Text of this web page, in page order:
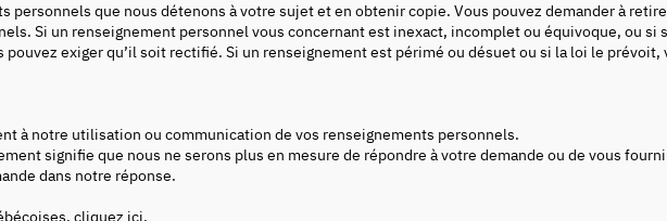
personnels que nous détenons à votre sujet et en obtenir copie. Vous pouvez demander à
Si un renseignement personnel vous concernant est inexact, incomplet ou équivoque, ou si
exiger qu’il soit rectifié. Si un renseignement est périmé ou désuet ou si la loi le prévoit,
à notre utilisation ou communication de vos renseignements personnels.
signifie que nous ne serons plus en mesure de répondre à votre demande ou de vous
dans notre réponse.
cliquez ici.